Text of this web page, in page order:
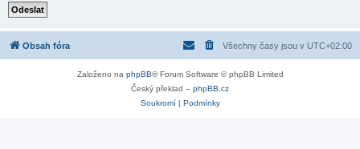
Obsah fóra Všechny časy jsou v UTC+02:00
Založeno na phpBB® Forum Software © phpBB Limited
Český překlad – phpBB.cz
Soukromí| Podmínky